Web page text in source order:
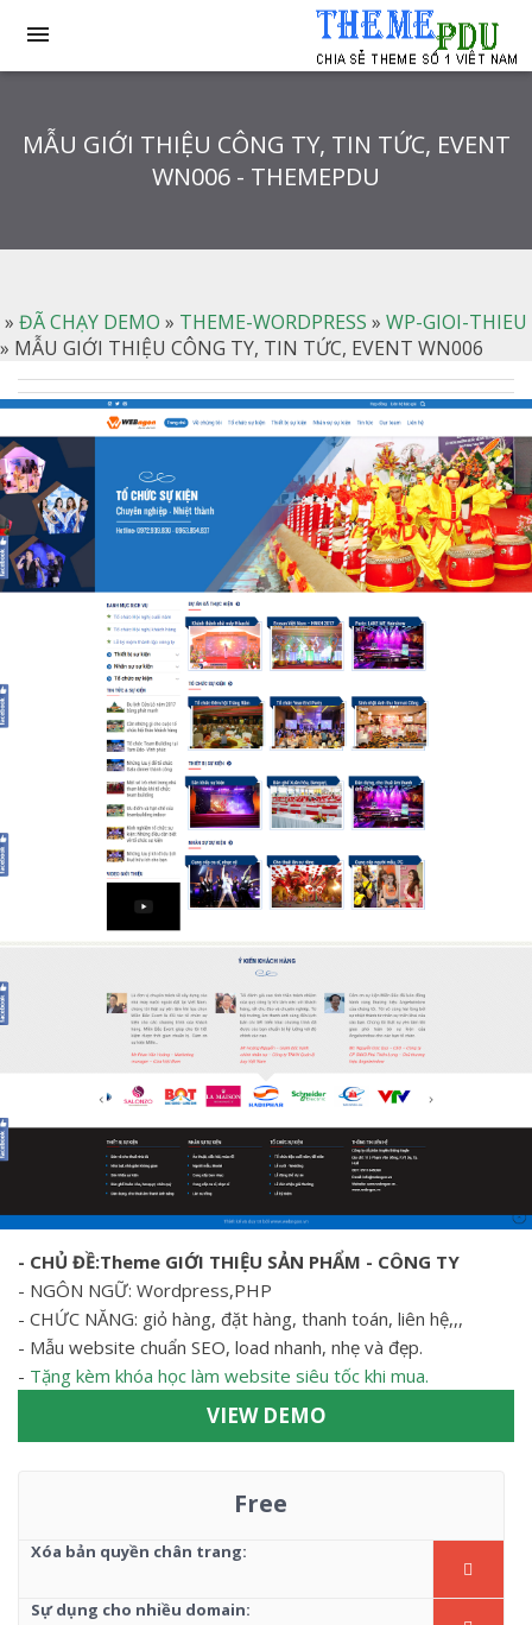

MẪU GIỚI THIỆU CÔNG TY, TIN TỨC, EVENT
WN006 - THEMEPDU
» ĐÃ CHẠY DEMO » THEME-WORDPRESS » WP-GIOI-THIEU
» MẪU GIỚI THIỆU CÔNG TY, TIN TỨC, EVENT WN006
- CHỦ ĐỀ:Theme GIỚI THIỆU SẢN PHẨM - CÔNG TY
- NGÔN NGỮ: Wordpress,PHP
- CHỨC NĂNG: giỏ hàng, đặt hàng, thanh toán, liên hệ,,,
- Mẫu website chuẩn SEO, load nhanh, nhẹ và đẹp.
- Tặng kèm khóa học làm website siêu tốc khi mua.
VIEW DEMO
Free
Xóa bản quyền chân trang:
Sự dụng cho nhiều domain: